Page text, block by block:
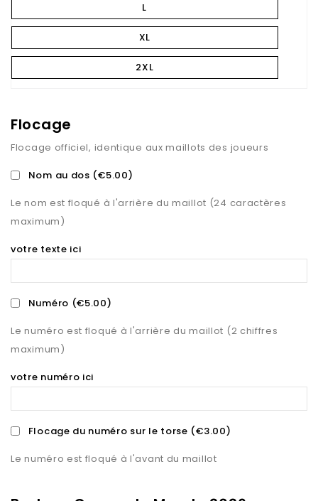
L
XL
2XL
Flocage
Flocage officiel, identique aux maillots des joueurs
Nom au dos (€5.00)
Le nom est floqué à l'arrière du maillot (24 caractères
maximum)
votre texte ici
Numéro (€5.00)
Le numéro est floqué à l'arrière du maillot (2 chiffres
maximum)
votre numéro ici
Flocage du numéro sur le torse (€3.00)
Le numéro est floqué à l'avant du maillot